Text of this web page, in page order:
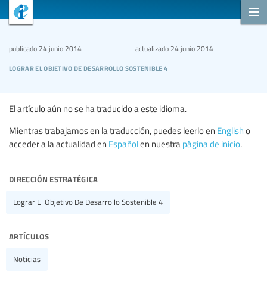
lograr el objetivo de desarrollo sostenible 4
publicado 24 junio 2014 actualizado24 junio 2014
El artículo aún no se ha traducido a este idioma.
Mientras trabajamos en la traducción, puedes leerlo en English o
acceder a la actualidad en Españolen nuestra página de inicio.
dirección estratégica
Lograr El Objetivo De Desarrollo Sostenible 4
artículos
Noticias